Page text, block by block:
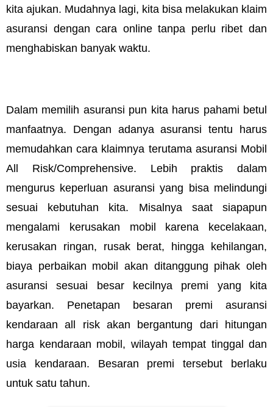
kita ajukan. Mudahnya lagi, kita bisa melakukan klaim
asuransi dengan cara online tanpa perlu ribet dan
menghabiskan banyak waktu.
Dalam memilih asuransi pun kita harus pahami betul
manfaatnya. Dengan adanya asuransi tentu harus
memudahkan cara klaimnya terutama asuransi Mobil
All Risk/Comprehensive. Lebih praktis dalam
mengurus keperluan asuransi yang bisa melindungi
sesuai kebutuhan kita. Misalnya saat siapapun
mengalami kerusakan mobil karena kecelakaan,
kerusakan ringan, rusak berat, hingga kehilangan,
biaya perbaikan mobil akan ditanggung pihak oleh
asuransi sesuai besar kecilnya premi yang kita
bayarkan. Penetapan besaran premi asuransi
kendaraan all risk akan bergantung dari hitungan
harga kendaraan mobil, wilayah tempat tinggal dan
usia kendaraan. Besaran premi tersebut berlaku
untuk satu tahun.